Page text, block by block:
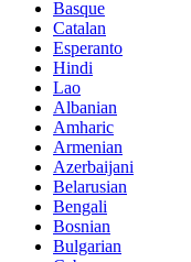
Basque
Catalan
Esperanto
Hindi
Lao
Albanian
Amharic
Armenian
Azerbaijani
Belarusian
Bengali
Bosnian
Bulgarian